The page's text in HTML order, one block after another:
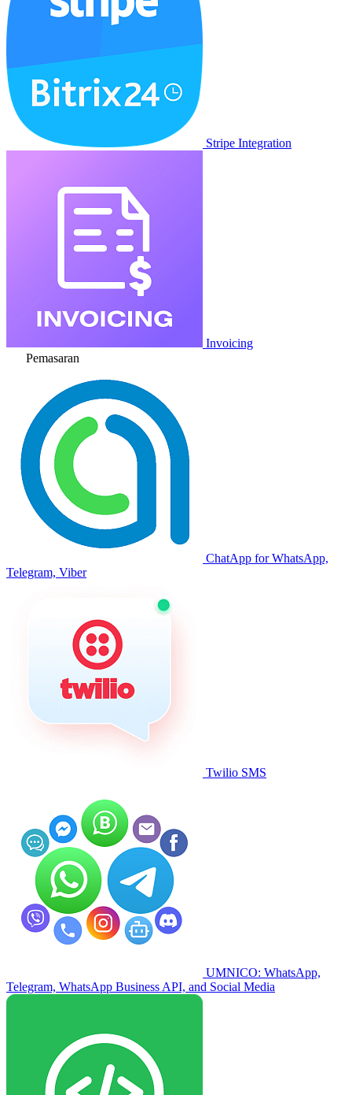
Stripe Integration
Invoicing
Pemasaran
ChatApp for WhatsApp,
Telegram, Viber
Twilio SMS
UMNICO: WhatsApp,
Telegram, WhatsApp Business API, and Social Media